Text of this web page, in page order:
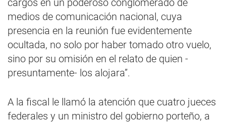
cargos en un poderoso conglomerado de
medios de comunicación nacional, cuya
presencia en la reunión fue evidentemente
ocultada, no solo por haber tomado otro vuelo,
sino por su omisión en el relato de quien -
presuntamente- los alojara”.
A la fiscal le llamó la atención que cuatro jueces
federales y un ministro del gobierno porteño, a